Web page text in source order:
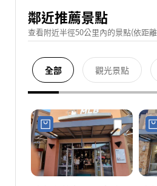
鄰近推薦景點
查看附近半徑50公里內的景點(依距
全部 觀光景點